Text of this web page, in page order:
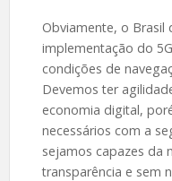
Obviamente, o Brasil
implementação do
condições de
Devemos ter
economia digital,
necessários com a
sejamos capazes da
transparência e sem